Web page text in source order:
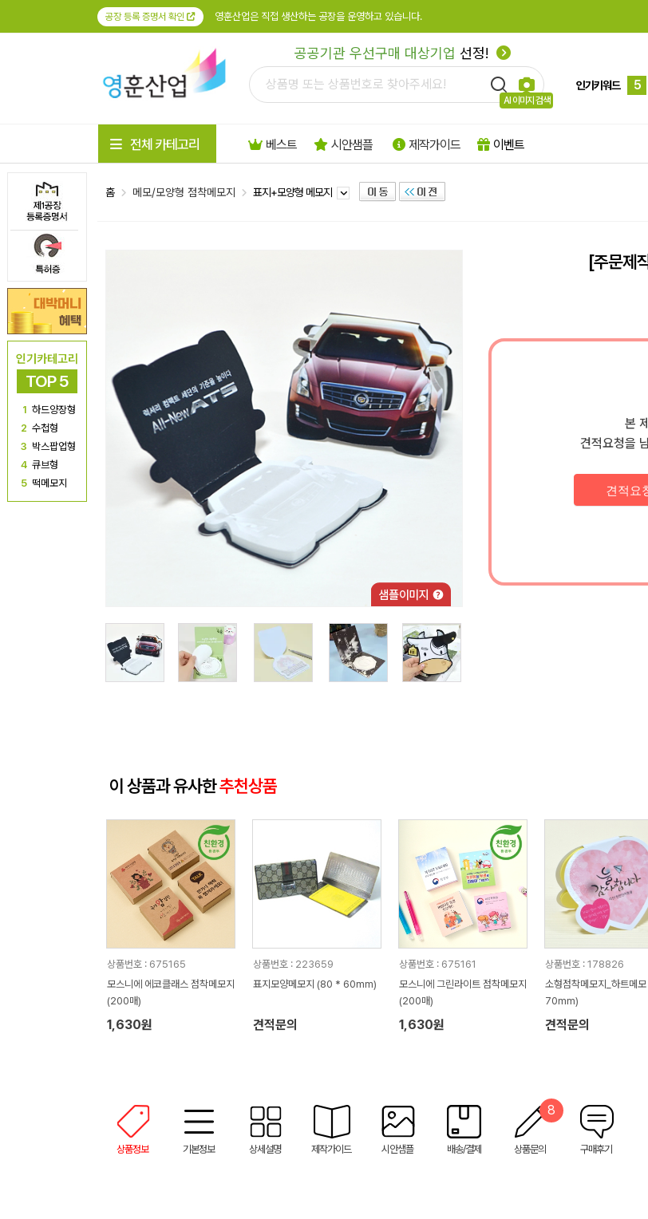
공장 등록 증명서 확인 영훈산업은 직접 생산하는 공장을 운영하고 있습니다.
공공기관 우선구매 대상기업 선정!
AI 이미지 검색
인기키워드
5
1
인기카테고리
TOP 5
1 하드양장형
2 수첩형
3 박스팝업형
4 큐브형
5 떡메모지
전체 카테고리 베스트 시안샘플 제작가이드 이벤트
홈 메모/모양형 점착메모지 표지+모양형 메모지
[주문제
본
견적요청을
견적요
이 상품과 유사한추천상품
상품번호 : 675165
모스니에 에코클래스 점착메모지
(200매)
1,630원
상품번호 : 223659
표지모양메모지 (80 * 60mm)
견적문의
상품번호 : 675161
모스니에 그린라이트 점착메모지
(200매)
1,630원
상품번호 : 178826
소형점착메모지_하트메
70mm)
견적문의
상품정보 기본정보 상세설명 제작가이드 시안샘플 배송/결제 상품문의
8
구매후기